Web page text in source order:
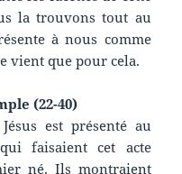
la trouvons tout au
à nous comme
vient que pour cela.
(22-40)
est présenté au
faisaient cet acte
né. Ils montraient